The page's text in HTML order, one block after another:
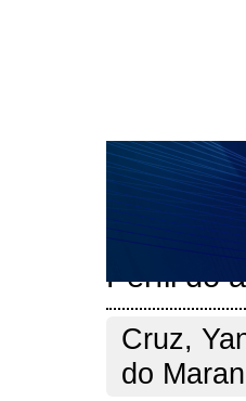
CAPA SOBRE
NOTÍCIAS
PARA AVALIADORES
Perfil do
Cruz,
do